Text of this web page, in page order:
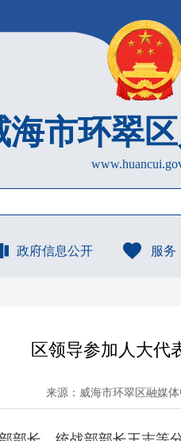
海市环翠
政府信息公开 服务
区领导参加人大代
来源：威海市环翠区融媒